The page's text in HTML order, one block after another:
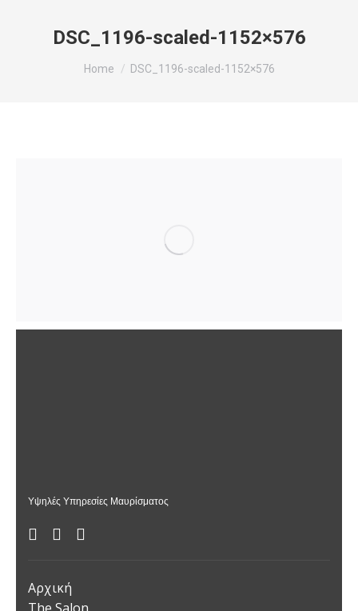
DSC_1196-scaled-1152×576
You are here:
Home DSC_1196-scaled-1152×576
Υψηλές Υπηρεσίες Μαυρίσματος
Αρχική